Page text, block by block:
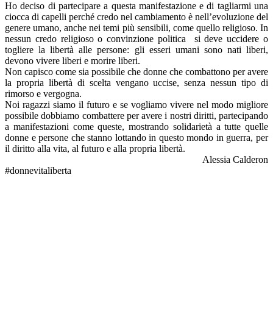
Ho deciso di partecipare a questa manifestazione e di tagliarmi una
ciocca di capelli perché credo nel cambiamento è nell’evoluzione del
genere umano, anche nei temi più sensibili, come quello religioso. In
nessun credo religioso o convinzione politica si deve uccidere o
togliere la libertà alle persone: gli esseri umani sono nati liberi,
devono vivere liberi e morire liberi.
Non capisco come sia possibile che donne che combattono per avere
la propria libertà di scelta vengano uccise, senza nessun tipo di
rimorso e vergogna.
Noi ragazzi siamo il futuro e se vogliamo vivere nel modo migliore
possibile dobbiamo combattere per avere i nostri diritti, partecipando
a manifestazioni come queste, mostrando solidarietà a tutte quelle
donne e persone che stanno lottando in questo mondo in guerra, per
il diritto alla vita, al futuro e alla propria libertà.
Alessia Calderon
#donnevitaliberta